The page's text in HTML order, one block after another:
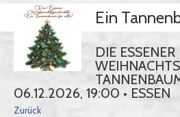
Essener Ehrendoktor
Unsere Komödien
Gastspiele
Gutscheine
Ein
DIE ESSENER
06.12.2026, 19:00 • ESSEN
Zurück